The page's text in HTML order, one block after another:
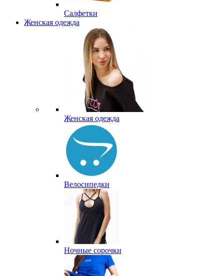
Салфетки
Женская одежда
Женская одежда
Велосипедки
Ночные сорочки